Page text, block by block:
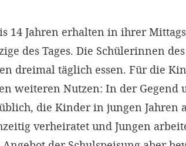
14 Jahren erhalten in ihrer
des Tages. Die Schülerinnen
dreimal täglich essen. Für die
weiteren Nutzen: In der Gegend
die Kinder in jungen Jahren
verheiratet und Jungen